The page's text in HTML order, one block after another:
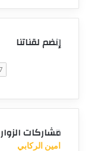
إنضم لقناتنا
مشاركات الزوار
امين الركابي